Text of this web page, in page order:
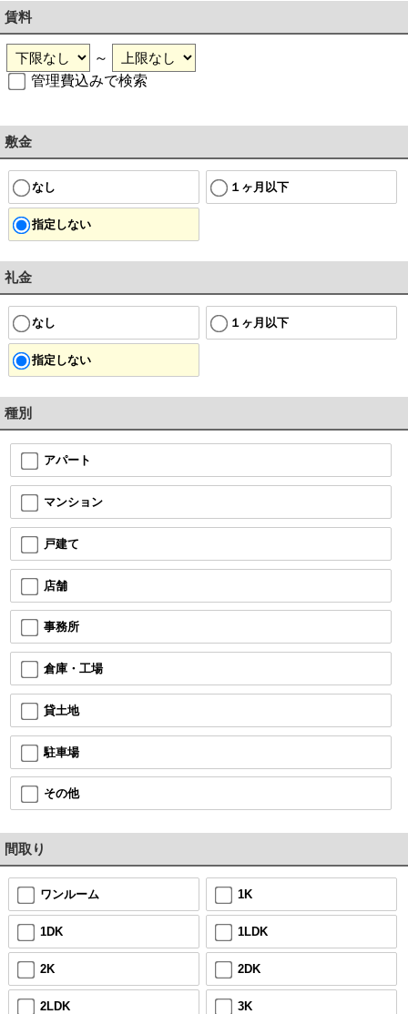
賃料
～
管理費込みで検索
敷金
なし １ヶ月以下
指定しない
礼金
なし １ヶ月以下
指定しない
種別
アパート
マンション
戸建て
店舗
事務所
倉庫・工場
貸土地
駐車場
その他
間取り
ワンルーム 1K
1DK 1LDK
2K 2DK
2LDK 3K